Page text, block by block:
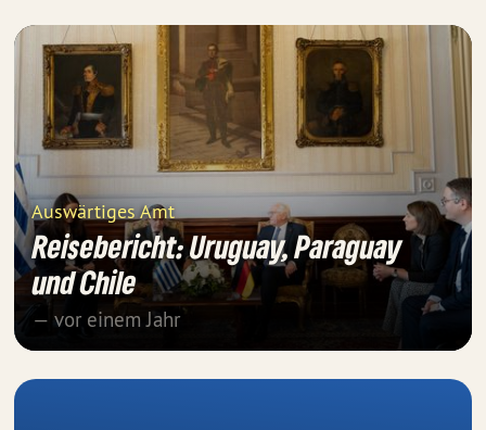
Auswärtiges Amt
Reisebericht: Uruguay, Paraguay
und Chile
— vor einem Jahr